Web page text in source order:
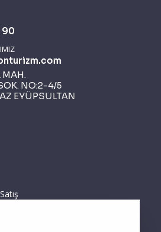
90
MAH.
NO:2-4/5
EYÜPSULTAN